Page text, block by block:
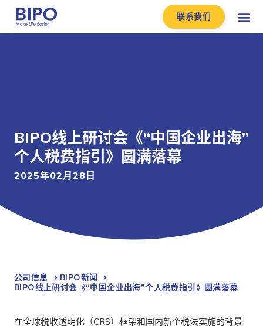
联系我们
BIPO线上研讨会《“中国企业出海”
个人税费指引》圆满落幕
2025年02月28日
公司信息
BIPO新闻​
BIPO线上研讨会《“中国企业出海”个人税费指引》圆满落幕
在全球税收透明化（CRS）框架和国内新个税法实施的背景